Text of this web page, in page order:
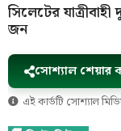
সিলেটের
জন
সোশ্যাল শেয়ার
এই কার্ডটি সোশ্যাল